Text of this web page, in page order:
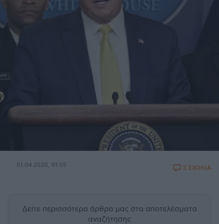
01.04.2020, 01:05 3 ΣΧΟΛΙΑ
Δείτε περισσότερα άρθρα μας στα αποτελέσματα
αναζήτησης